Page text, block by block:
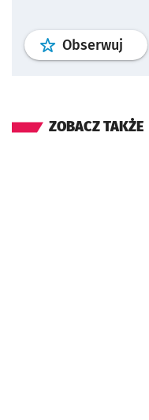
Obserwuj profil
ZOBACZ TAKŻE